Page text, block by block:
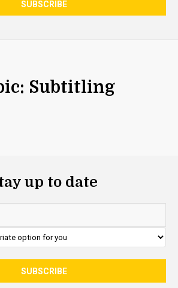
Subtitling
up to date